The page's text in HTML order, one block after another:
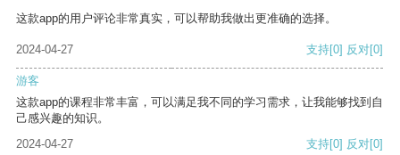
这款app的用户评论非常真实，可以帮助我做出更准确的选择。
2024-04-27 支持[0] 反对[0]
游客
这款app的课程非常丰富，可以满足我不同的学习需求，让我能够找到自
己感兴趣的知识。
2024-04-27
支持[0] 反对[0]